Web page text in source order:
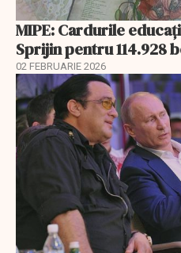
MIPE: Cardurile
Sprijin pentru 114.928
02 FEBRUARIE 2026